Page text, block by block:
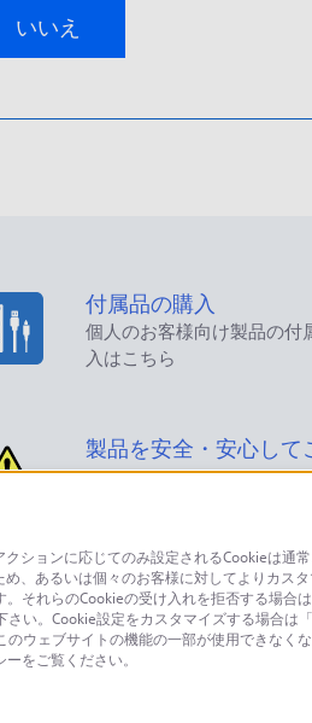
いいえ
付属品の購入
個人のお客様向け製品の付
入はこちら
製品を安全・安心して
製品に関するお問い合
個人のお客様はこちら
ションに応じてのみ設定されるCookieは通
、あるいは個々のお客様に対してよりカス
それらのCookieの受け入れを拒否する場合
い。Cookie設定をカスタマイズする場合は
ウェブサイトの機能の一部が使用できなく
をご覧ください。